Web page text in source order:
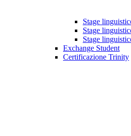
Stage
Stage
Stage
Exchange Student
Certificazione Trinity